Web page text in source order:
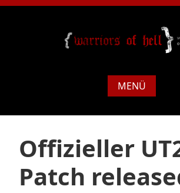
MENÜ
Offizieller
Patch